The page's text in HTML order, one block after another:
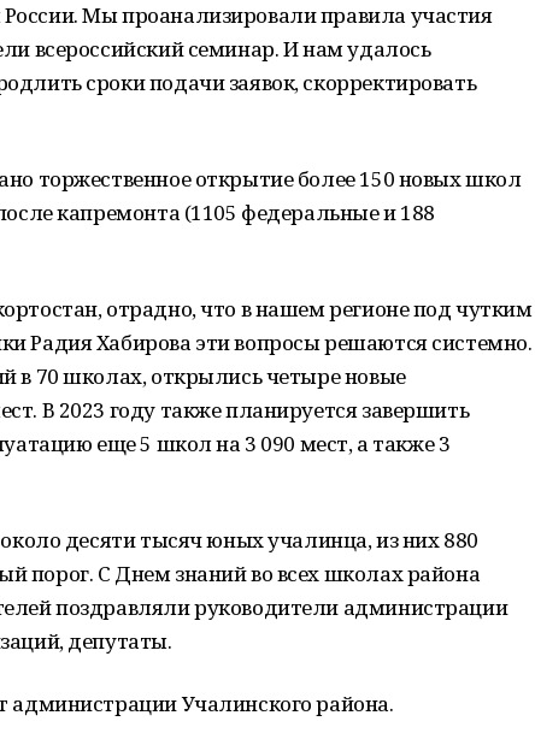
Мы проанализировали правила участия
всероссийский семинар. И нам удалось
сроки подачи заявок, скорректировать
торжественное открытие более 150 новых школ
капремонта (1105 федеральные и 188
отрадно, что в нашем регионе под чутким
Радия Хабирова эти вопросы решаются системно.
в 70 школах, открылись четыре новые
В 2023 году также планируется завершить
еще 5 школ на 3 090 мест, а также 3
десяти тысяч юных учалинца, из них 880
порог. С Днем знаний во всех школах района
поздравляли руководители администрации
депутаты.
Учалинского района.